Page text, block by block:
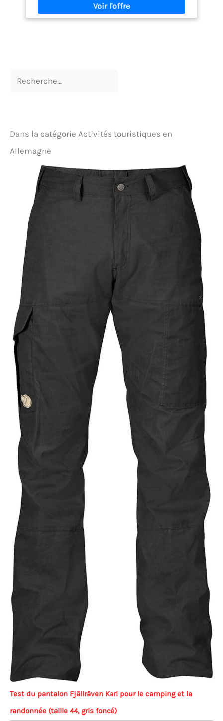
résistant à l'eau, respirant, à séchage rapide et
résistant à l'usure. Convient pour le printemps,
Dans la catégorie Activités touristiques en
Allemagne
Test du pantalon Fjällräven Karl pour le camping et la
randonnée (taille 44, gris foncé)